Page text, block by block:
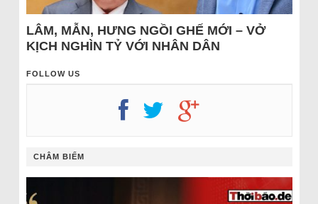
LÂM, MẪN, HƯNG NGỒI GHẾ MỚI – VỞ
KỊCH NGHÌN TỶ VỚI NHÂN DÂN
FOLLOW US
CHÂM BIẾM